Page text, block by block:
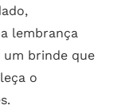
lembrança
um brinde que
o